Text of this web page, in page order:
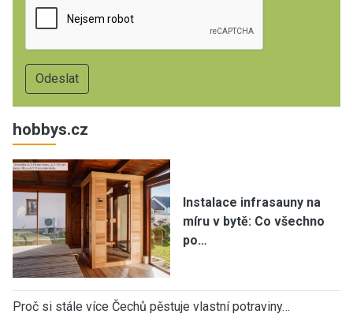
hobbys.cz
Instalace infrasauny na
míru v bytě: Co všechno
po…
Proč si stále více Čechů pěstuje vlastní potraviny…